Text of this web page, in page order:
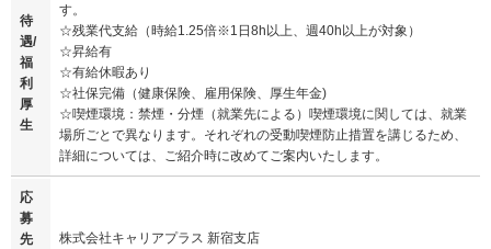
待
遇/
福
利
厚
生
す。
☆残業代支給（時給1.25倍※1日8h以上、週40h以上が対象）
☆昇給有
☆有給休暇あり
☆社保完備（健康保険、雇用保険、厚生年金)
☆喫煙環境：禁煙・分煙（就業先による）喫煙環境に関しては、就業
場所ごとで異なります。それぞれの受動喫煙防止措置を講じるため、
詳細については、ご紹介時に改めてご案内いたします。
応
募
先
株式会社キャリアプラス 新宿支店